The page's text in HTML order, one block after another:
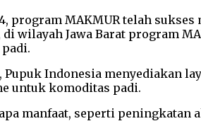
program MAKMUR telah
wilayah Jawa Barat program
Pupuk Indonesia menyediakan
untuk komoditas padi.
manfaat, seperti